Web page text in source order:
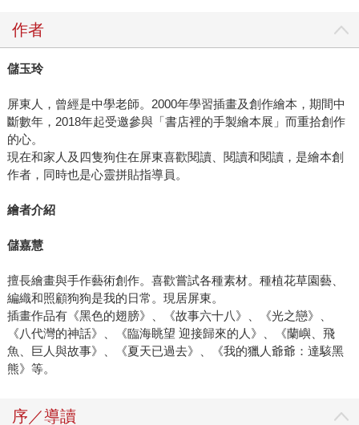
作者
儲玉玲
屏東人，曾經是中學老師。2000年學習插畫及創作繪本，期間中
斷數年，2018年起受邀參與「書店裡的手製繪本展」而重拾創作
的心。
現在和家人及四隻狗住在屏東喜歡閱讀、閱讀和閱讀，是繪本創
作者，同時也是心靈拼貼指導員。
繪者介紹
儲嘉慧
擅長繪畫與手作藝術創作。喜歡嘗試各種素材。種植花草園藝、
編織和照顧狗狗是我的日常。現居屏東。
插畫作品有《黑色的翅膀》、《故事六十八》、《光之戀》、
《八代灣的神話》、《臨海眺望 迎接歸來的人》、《蘭嶼、飛
魚、巨人與故事》、《夏天已過去》、《我的獵人爺爺：達駭黑
熊》等。
序／導讀